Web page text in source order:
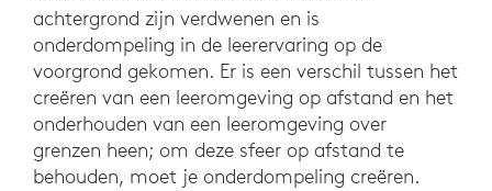
achtergrond zijn verdwenen en is
onderdompeling in de leerervaring op de
voorgrond gekomen. Er is een verschil tussen het
creëren van een leeromgeving op afstand en het
onderhouden van een leeromgeving over
grenzen heen; om deze sfeer op afstand te
behouden, moet je onderdompeling creëren.